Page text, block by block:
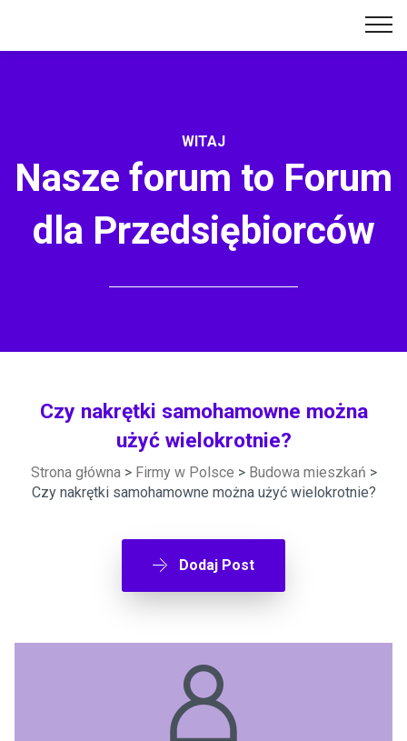
WITAJ
Nasze forum to Forum
dla Przedsiębiorców
Czy nakrętki samohamowne można
użyć wielokrotnie?
Strona główna> Firmy w Polsce > Budowa mieszkań >
Czy nakrętki samohamowne można użyć wielokrotnie?
Dodaj Post